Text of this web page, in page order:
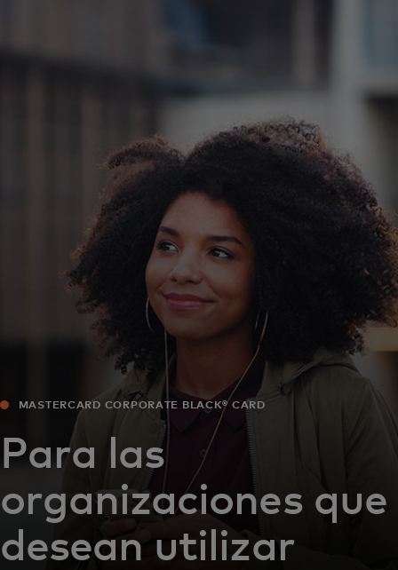
Para el mundo
Para innovadores
Noticias y tendencias
MASTERCARD CORPORATE BLACK®‎ CARD
Para las
organizaciones que
desean utilizar